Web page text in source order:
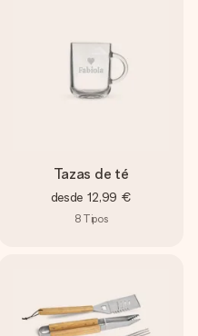
Tazas de té
desde 12,99 €
8 Tipos